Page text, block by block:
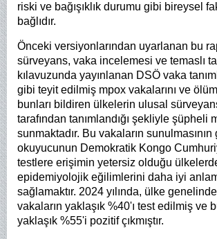
riski ve bağışıklık durumu gibi bireysel
bağlıdır.
Önceki versiyonlarından uyarlanan bu
sürveyans, vaka incelemesi ve temaslı
kılavuzunda yayınlanan DSÖ vaka
gibi teyit edilmiş mpox vakalarını ve
bunları bildiren ülkelerin ulusal
tarafından tanımlandığı şekliyle şüpheli
sunmaktadır. Bu vakaların
okuyucunun Demokratik Kongo
testlere erişimin yetersiz olduğu
epidemiyolojik eğilimlerini daha iyi
sağlamaktır. 2024 yılında, ülke
vakaların yaklaşık %40'ı test edilmiş ve
yaklaşık %55'i pozitif çıkmıştır.